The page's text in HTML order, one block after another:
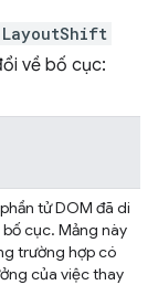
LayoutShift
về bố cục:
tử DOM đã di
cục. Mảng này
trường hợp có
của việc thay